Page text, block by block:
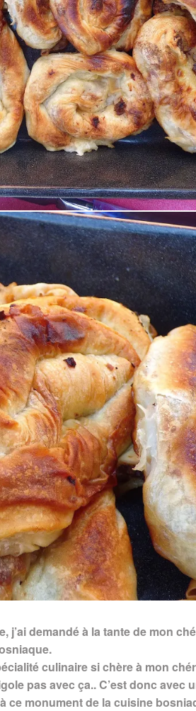
j’ai demandé à la tante de mon
culinaire si chère à mon
pas avec ça.. C’est donc avec
ce monument de la cuisine